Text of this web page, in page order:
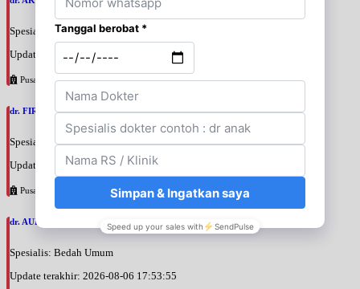
Spesialis: Bedah Urologi
Update terakhir: 2026-08-06 18:38:38
Pusat Pertamina
dr. FIRTANTYO ADI SYAHPUTRA, SpU
Spesialis: Bedah Urologi
Update terakhir: 2026-08-06 18:29:29
Pusat Pertamina
dr. AURIZAN DARYAN KARIM, SpB
Spesialis: Bedah Umum
Update terakhir: 2026-08-06 17:53:55